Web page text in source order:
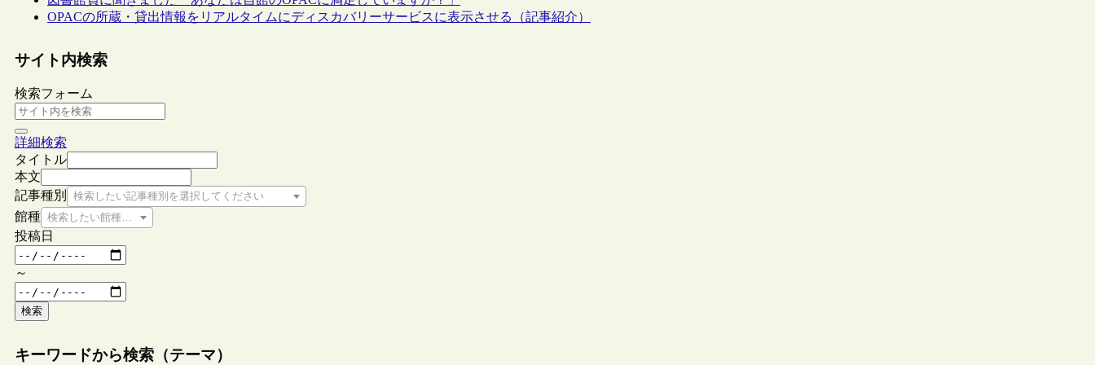
OPACの所蔵・貸出情報をリアルタイムにディスカバリーサービスに表示させる（記事紹介）
サイト内検索
検索フォーム
詳細検索
タイトル
本文
記事種別
検索したい記事種別を選択してください
館種 検索したい館種を選択してください
投稿日
～
検索
キーワードから検索（テーマ）